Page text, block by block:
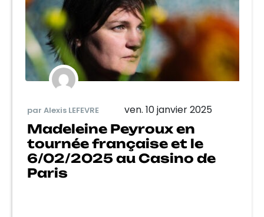
par Alexis LEFEVRE ven. 10 janvier 2025
Madeleine Peyroux en
tournée française et le
6/02/2025 au Casino de
Paris